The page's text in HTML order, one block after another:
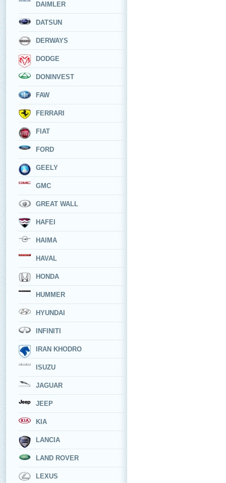
DAIMLER
DATSUN
DERWAYS
DODGE
DONINVEST
FAW
FERRARI
FIAT
FORD
GEELY
GMC
GREAT WALL
HAFEI
HAIMA
HAVAL
HONDA
HUMMER
HYUNDAI
INFINITI
IRAN KHODRO
ISUZU
JAGUAR
JEEP
KIA
LANCIA
LAND ROVER
LEXUS